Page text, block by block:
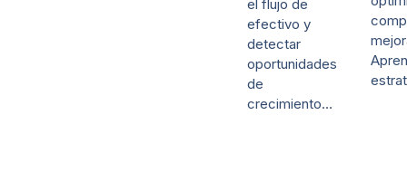
el flujo de
efectivo y
detectar
oportunidades
de
crecimiento…